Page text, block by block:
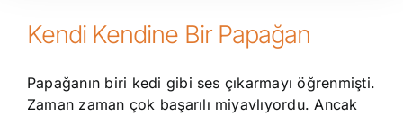
Kendi Kendine Bir Papağan
Papağanın biri kedi gibi ses çıkarmayı öğrenmişti.
Zaman zaman çok başarılı miyavlıyordu. Ancak